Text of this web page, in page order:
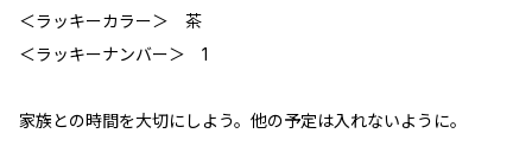
＜ラッキーカラー＞ 茶
＜ラッキーナンバー＞ 1
家族との時間を大切にしよう。他の予定は入れないように。